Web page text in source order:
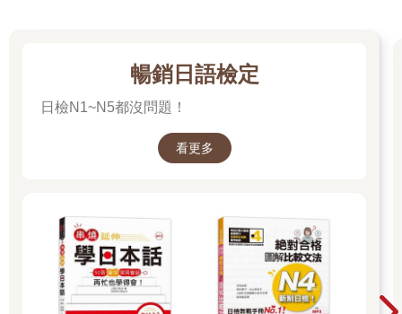
暢銷日語檢定
日檢N1~N5都沒問題！
看更多